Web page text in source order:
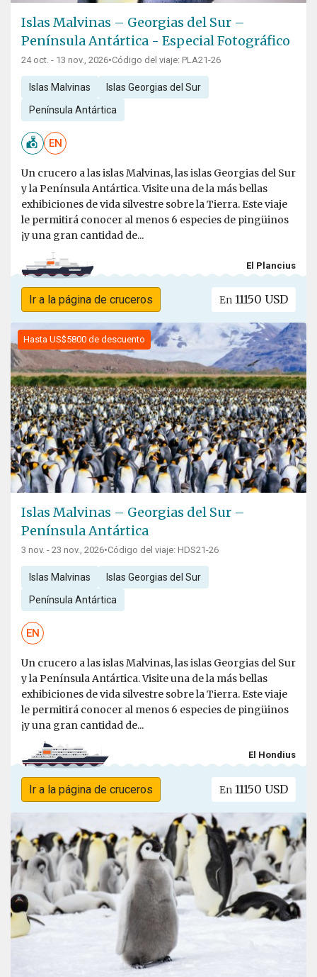
Islas Malvinas – Georgias del Sur –
Península Antártica - Especial Fotográfico
24 oct. - 13 nov., 2026•Código del viaje: PLA21-26
Islas Malvinas Islas Georgias del Sur
Península Antártica
EN
Un crucero a las islas Malvinas, las islas Georgias del Sur
y la Península Antártica. Visite una de la más bellas
exhibiciones de vida silvestre sobre la Tierra. Este viaje
le permitirá conocer al menos 6 especies de pingüinos
¡y una gran cantidad de...
El Plancius
Ir a la página de cruceros En 11150 USD
Hasta US$5800 de descuento
Islas Malvinas – Georgias del Sur –
Península Antártica
3 nov. - 23 nov., 2026•Código del viaje: HDS21-26
Islas Malvinas Islas Georgias del Sur
Península Antártica
EN
Un crucero a las islas Malvinas, las islas Georgias del Sur
y la Península Antártica. Visite una de la más bellas
exhibiciones de vida silvestre sobre la Tierra. Este viaje
le permitirá conocer al menos 6 especies de pingüinos
¡y una gran cantidad de...
El Hondius
Ir a la página de cruceros En 11150 USD